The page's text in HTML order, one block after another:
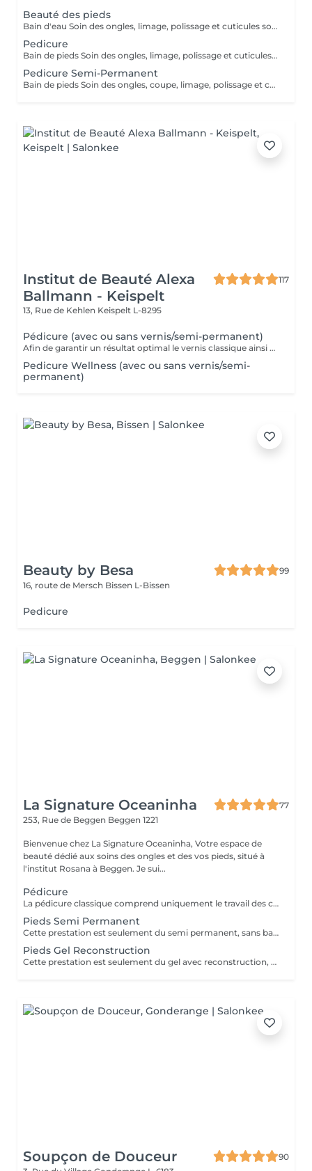
Beauté des pieds
Bain d'eau Soin des ongles, limage, polissage et cuticules soignées Élimination des peaux mortes (Sans Semi-Permanent)
Pedicure
Bain de pieds Soin des ongles, limage, polissage et cuticules soignées Élimination des peaux mortes Elimination des callosités et rugosités (Sans Semi-Permanent)
Pedicure Semi-Permanent
Bain de pieds Soin des ongles, coupe, limage, polissage et cuticules soignées Élimination des peaux mortes Finition semi-permanant
Institut de Beauté Alexa
Ballmann - Keispelt
117
13, Rue de Kehlen Keispelt L-8295
Pédicure (avec ou sans vernis/semi-permanent)
Afin de garantir un résultat optimal le vernis classique ainsi que le vernis semi-permanent sont proposés exclusivement en complément d'une pédicure et ne peuvent pas être réservés seuls.
Pedicure Wellness (avec ou sans vernis/semi-
permanent)
Beauty by Besa
99
16, route de Mersch Bissen L-Bissen
Pedicure
La Signature Oceaninha
77
253, Rue de Beggen Beggen 1221
Bienvenue chez La Signature Oceaninha, Votre espace de
beauté dédié aux soins des ongles et des vos pieds, situé à
l'institut Rosana à Beggen. Je sui...
Pédicure
La pédicure classique comprend uniquement le travail des cuticules ainsi que le limage des ongles afin de leur redonner une forme propre et soignée. Cette prestation permet d'avoir des ongles nets et bien entretenus, sans pose de vernis ni soin complet des pieds.
Pieds Semi Permanent
Cette prestation est seulement du semi permanent, sans bain de pieds ni soins des callosités.
Pieds Gel Reconstruction
Cette prestation est seulement du gel avec reconstruction, sans bain de pieds ni soins des callosités.
Soupçon de Douceur
90